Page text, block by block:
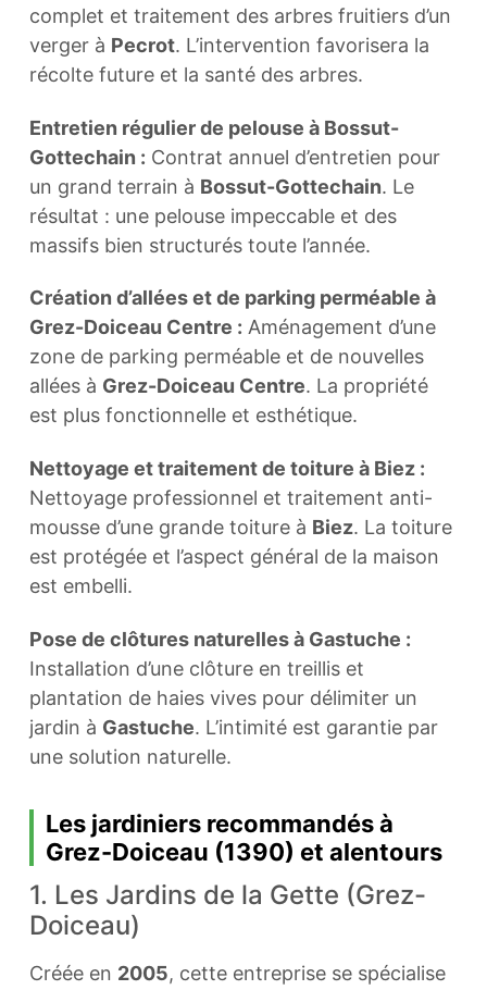
complet et traitement des arbres fruitiers d’un
verger à Pecrot. L’intervention favorisera la
récolte future et la santé des arbres.
Entretien régulier de pelouse à Bossut-
Gottechain : Contrat annuel d’entretien pour
un grand terrain à Bossut-Gottechain. Le
résultat : une pelouse impeccable et des
massifs bien structurés toute l’année.
Création d’allées et de parking perméable à
Grez-Doiceau Centre : Aménagement d’une
zone de parking perméable et de nouvelles
allées à Grez-Doiceau Centre. La propriété
est plus fonctionnelle et esthétique.
Nettoyage et traitement de toiture à Biez :
Nettoyage professionnel et traitement anti-
mousse d’une grande toiture à Biez. La toiture
est protégée et l’aspect général de la maison
est embelli.
Pose de clôtures naturelles à Gastuche :
Installation d’une clôture en treillis et
plantation de haies vives pour délimiter un
jardin à Gastuche. L’intimité est garantie par
une solution naturelle.
Les jardiniers recommandés à
Grez-Doiceau (1390) et alentours
1. Les Jardins de la Gette (Grez-
Doiceau)
Créée en 2005, cette entreprise se spécialise